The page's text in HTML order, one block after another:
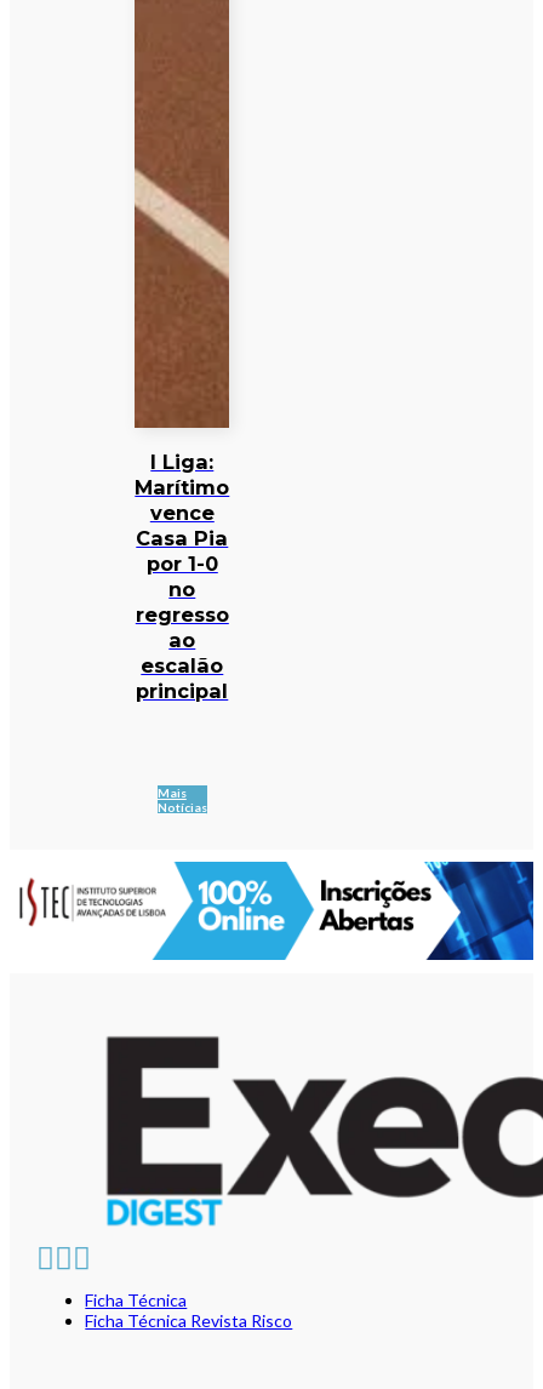
I Liga:
Marítimo
vence
Casa Pia
por 1-0
no
regresso
ao
escalão
principal
Mais
Notícias
Ficha Técnica
Ficha Técnica Revista Risco